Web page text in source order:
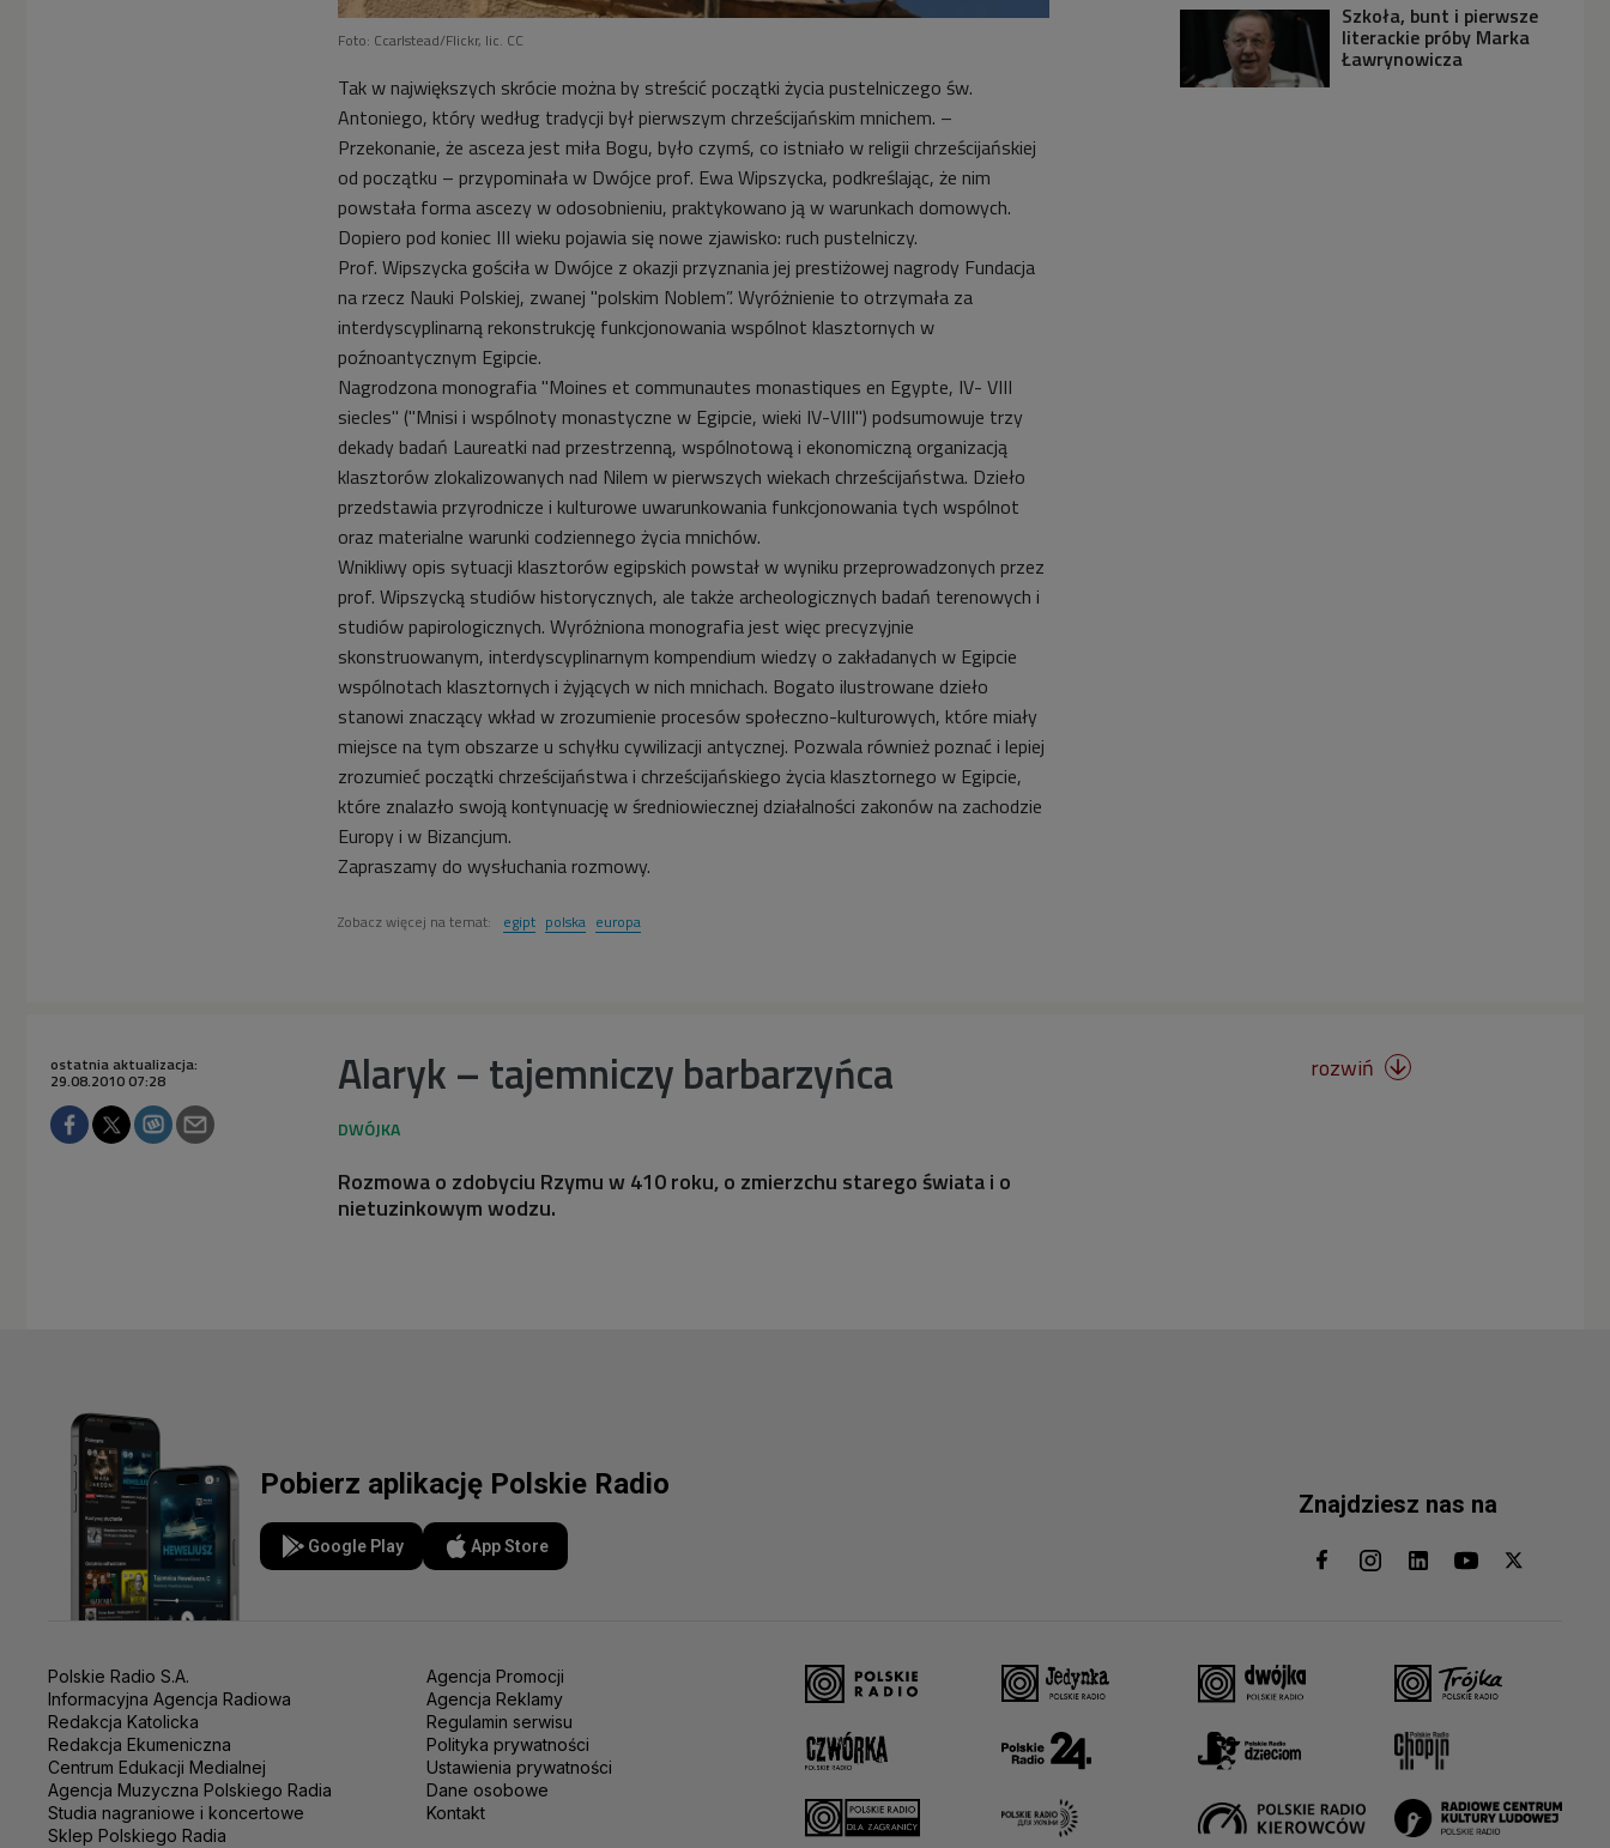
Foto: Ccarlstead/Flickr, lic. CC
Tak w największych skrócie można by streścić początki życia pustelniczego św.
Antoniego, który według tradycji był pierwszym chrześcijańskim mnichem. –
Przekonanie, że asceza jest miła Bogu, było czymś, co istniało w religii chrześcijańskiej
od początku – przypominała w Dwójce prof. Ewa Wipszycka, podkreślając, że nim
powstała forma ascezy w odosobnieniu, praktykowano ją w warunkach domowych.
Dopiero pod koniec III wieku pojawia się nowe zjawisko: ruch pustelniczy.
Prof. Wipszycka gościła w Dwójce z okazji przyznania jej prestiżowej nagrody Fundacja
na rzecz Nauki Polskiej, zwanej "polskim Noblem”. Wyróżnienie to otrzymała za
interdyscyplinarną rekonstrukcję funkcjonowania wspólnot klasztornych w
poźnoantycznym Egipcie.
Nagrodzona monografia "Moines et communautes monastiques en Egypte, IV- VIII
siecles" ("Mnisi i wspólnoty monastyczne w Egipcie, wieki IV-VIII") podsumowuje trzy
dekady badań Laureatki nad przestrzenną, wspólnotową i ekonomiczną organizacją
klasztorów zlokalizowanych nad Nilem w pierwszych wiekach chrześcijaństwa. Dzieło
przedstawia przyrodnicze i kulturowe uwarunkowania funkcjonowania tych wspólnot
oraz materialne warunki codziennego życia mnichów.
Wnikliwy opis sytuacji klasztorów egipskich powstał w wyniku przeprowadzonych przez
prof. Wipszycką studiów historycznych, ale także archeologicznych badań terenowych i
studiów papirologicznych. Wyróżniona monografia jest więc precyzyjnie
skonstruowanym, interdyscyplinarnym kompendium wiedzy o zakładanych w Egipcie
wspólnotach klasztornych i żyjących w nich mnichach. Bogato ilustrowane dzieło
stanowi znaczący wkład w zrozumienie procesów społeczno-kulturowych, które miały
miejsce na tym obszarze u schyłku cywilizacji antycznej. Pozwala również poznać i lepiej
zrozumieć początki chrześcijaństwa i chrześcijańskiego życia klasztornego w Egipcie,
które znalazło swoją kontynuację w średniowiecznej działalności zakonów na zachodzie
Europy i w Bizancjum.
Zapraszamy do wysłuchania rozmowy.
Zobacz więcej na temat: egipt polska europa
Szkoła, bunt i pierwsze
literackie próby Marka
Ławrynowicza
Alaryk – tajemniczy barbarzyńca
ostatnia aktualizacja:
29.08.2010 07:28
Rozmowa o zdobyciu Rzymu w 410 roku, o zmierzchu starego świata i o
nietuzinkowym wodzu.
rozwiń 
Pobierz aplikację Polskie Radio
Google Play App Store
Znajdziesz nas na
Polskie Radio S.A.
Informacyjna Agencja Radiowa
Redakcja Katolicka
Redakcja Ekumeniczna
Centrum Edukacji Medialnej
Agencja Muzyczna Polskiego Radia
Studia nagraniowe i koncertowe
Sklep Polskiego Radia
Agencja Promocji
Agencja Reklamy
Regulamin serwisu
Polityka prywatności
Ustawienia prywatności
Dane osobowe
Kontakt